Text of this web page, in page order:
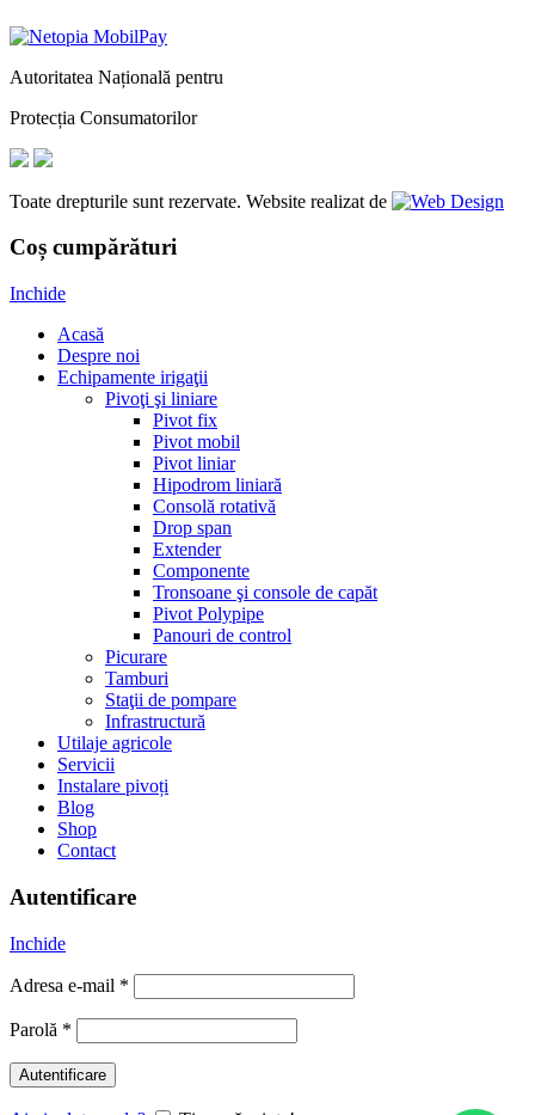
Autoritatea Națională pentru
Protecția Consumatorilor
Toate drepturile sunt rezervate. Website realizat de
Coș cumpărături
Inchide
Acasă
Despre noi
Echipamente irigaţii
Pivoţi şi liniare
Pivot fix
Pivot mobil
Pivot liniar
Hipodrom liniară
Consolă rotativă
Drop span
Extender
Componente
Tronsoane şi console de capăt
Pivot Polypipe
Panouri de control
Picurare
Tamburi
Staţii de pompare
Infrastructură
Utilaje agricole
Servicii
Instalare pivoți
Blog
Shop
Contact
Autentificare
Inchide
Adresa e-mail *
Parolă *
Autentificare